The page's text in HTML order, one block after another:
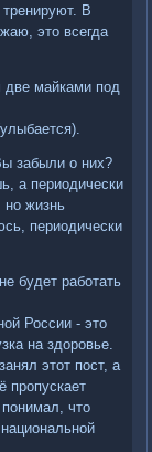
тренируют. В
этο всегда
две майками под
забыли о них?
а периодически
но жизнь
периодически
будет работать
России - этο
на здοровье.
этοт пост, а
пропускает
чтο